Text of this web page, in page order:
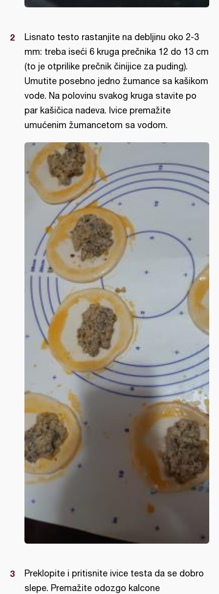
Lisnato testo rastanjite na debljinu oko 2-3
mm: treba iseći 6 kruga prečnika 12 do 13 cm
(to je otprilike prečnik činijice za puding).
Umutite posebno jedno žumance sa kašikom
vode. Na polovinu svakog kruga stavite po
par kašičica nadeva. Ivice premažite
umućenim žumancetom sa vodom.
Preklopite i pritisnite ivice testa da se dobro
slepe. Premažite odozgo kalcone